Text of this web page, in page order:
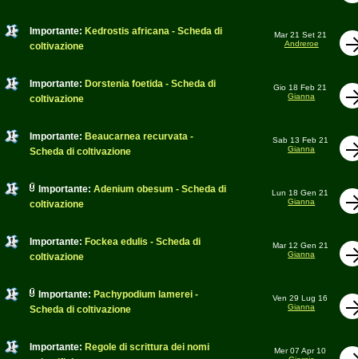
Importante: Kedrostis africana - Scheda di
coltivazione
Mar 21 Set 21
Andreroe
Importante: Dorstenia foetida - Scheda di
coltivazione
Gio 18 Feb 21
Gianna
Importante: Beaucarnea recurvata -
Scheda di coltivazione
Sab 13 Feb 21
Gianna
Importante: Adenium obesum - Scheda di
coltivazione
Lun 18 Gen 21
Gianna
Importante: Fockea edulis - Scheda di
coltivazione
Mar 12 Gen 21
Gianna
Importante: Pachypodium lamerei -
Scheda di coltivazione
Ven 29 Lug 16
Gianna
Importante: Regole di scrittura dei nomi
Mer 07 Apr 10